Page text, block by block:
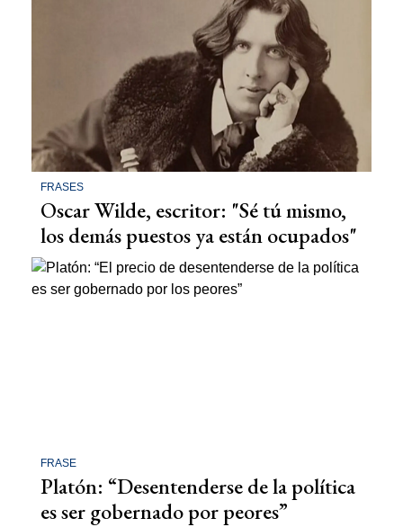
FRASES
Oscar Wilde, escritor: "Sé tú mismo,
los demás puestos ya están ocupados"
FRASE
Platón: “Desentenderse de la política
es ser gobernado por peores”